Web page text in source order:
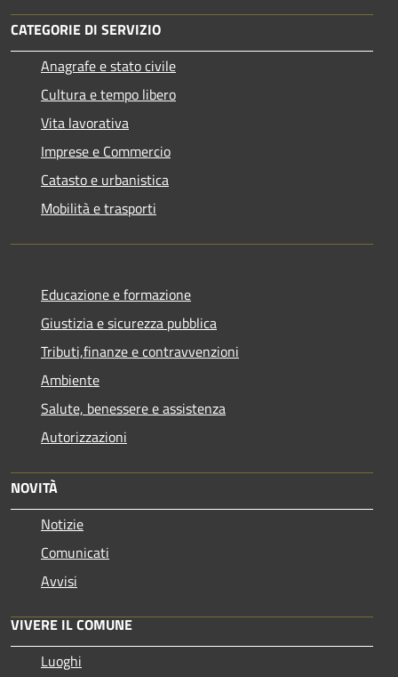
CATEGORIE DI SERVIZIO
Anagrafe e stato civile
Cultura e tempo libero
Vita lavorativa
Imprese e Commercio
Catasto e urbanistica
Mobilità e trasporti
Educazione e formazione
Giustizia e sicurezza pubblica
Tributi,finanze e contravvenzioni
Ambiente
Salute, benessere e assistenza
Autorizzazioni
NOVITÀ
Notizie
Comunicati
Avvisi
VIVERE IL COMUNE
Luoghi